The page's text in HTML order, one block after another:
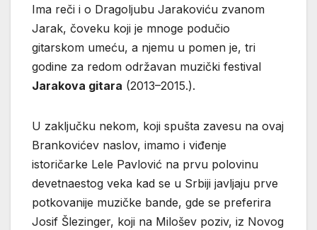
Ima reči i o Dragoljubu Jarakoviću zvanom
Jarak, čoveku koji je mnoge podučio
gitarskom umeću, a njemu u pomen je, tri
godine za redom održavan muzički festival
Jarakova gitara (2013–2015.).
U zaključku nekom, koji spušta zavesu na ovaj
Brankovićev naslov, imamo i viđenje
istoričarke Lele Pavlović na prvu polovinu
devetnaestog veka kad se u Srbiji javljaju prve
potkovanije muzičke bande, gde se preferira
Josif Šlezinger, koji na Milošev poziv, iz Novog